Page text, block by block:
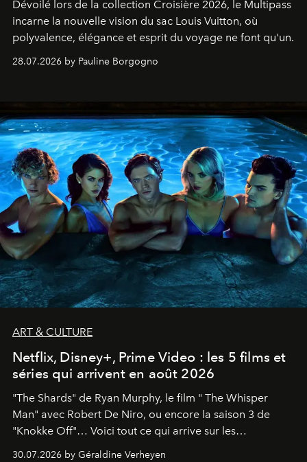
Dévoilé lors de la collection Croisière 2026, le Multipass
incarne la nouvelle vision du sac Louis Vuitton, où
polyvalence, élégance et esprit du voyage ne font qu'un.
28.07.2026 by Pauline Borgogno
ART & CULTURE
Netflix, Disney+, Prime Video : les 5 films et
séries qui arrivent en août 2026
"The Shards" de Ryan Murphy, le film " The Whisper
Man" avec Robert De Niro, ou encore la saison 3 de
"Knokke Off"… Voici tout ce qui arrive sur les
plateformes de streaming en août 2026.
30.07.2026 by Géraldine Verheyen